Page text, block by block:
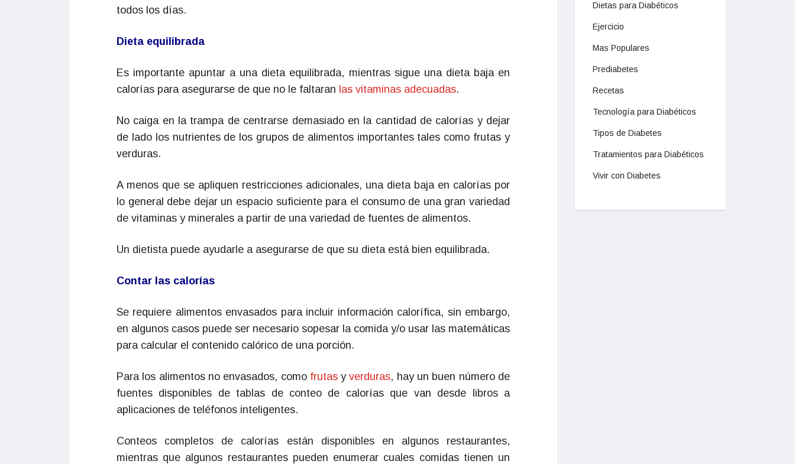
todos los días.
Dieta equilibrada
Es importante apuntar a una dieta equilibrada, mientras sigue una dieta baja en
calorías para asegurarse de que no le faltaran las vitaminas adecuadas.
No caiga en la trampa de centrarse demasiado en la cantidad de calorías y dejar
de lado los nutrientes de los grupos de alimentos importantes tales como frutas y
verduras.
A menos que se apliquen restricciones adicionales, una dieta baja en calorías por
lo general debe dejar un espacio suficiente para el consumo de una gran variedad
de vitaminas y minerales a partir de una variedad de fuentes de alimentos.
Un dietista puede ayudarle a asegurarse de que su dieta está bien equilibrada.
Contar las calorías
Se requiere alimentos envasados para incluir información calorífica, sin embargo,
en algunos casos puede ser necesario sopesar la comida y/o usar las matemáticas
para calcular el contenido calórico de una porción.
Para los alimentos no envasados, como frutasyverduras, hay un buen número de
fuentes disponibles de tablas de conteo de calorías que van desde libros a
aplicaciones de teléfonos inteligentes.
Conteos completos de calorías están disponibles en algunos restaurantes,
mientras que algunos restaurantes pueden enumerar cuales comidas tienen un
Dietas para Diabéticos
Ejercicio
Mas Populares
Prediabetes
Recetas
Tecnología para Diabéticos
Tipos de Diabetes
Tratamientos para Diabéticos
Vivir con Diabetes